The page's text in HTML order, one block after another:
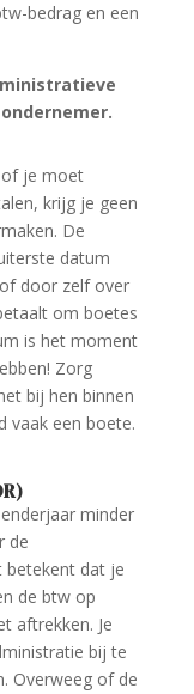
bedrag en een
of je moet
krijg je geen
De
datum
door zelf over
om boetes
is het moment
Zorg
bij hen binnen
vaak een boete.
minder
de
betekent dat je
de btw op
aftrekken. Je
bij te
Overweeg of de